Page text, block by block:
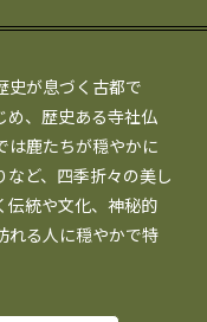
史が息づく古都で
め、歴史ある寺社仏
は鹿たちが穏やかに
ど、四季折々の美し
伝統や文化、神秘的
れる人に穏やかで特